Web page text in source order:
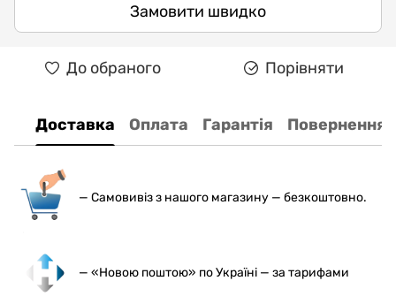
Замовити швидко
До обраного Порівняти
Доставка Оплата Гарантія Повернення
— Самовивіз з нашого магазину — безкоштовно.
— «Новою поштою» по Україні — за тарифами